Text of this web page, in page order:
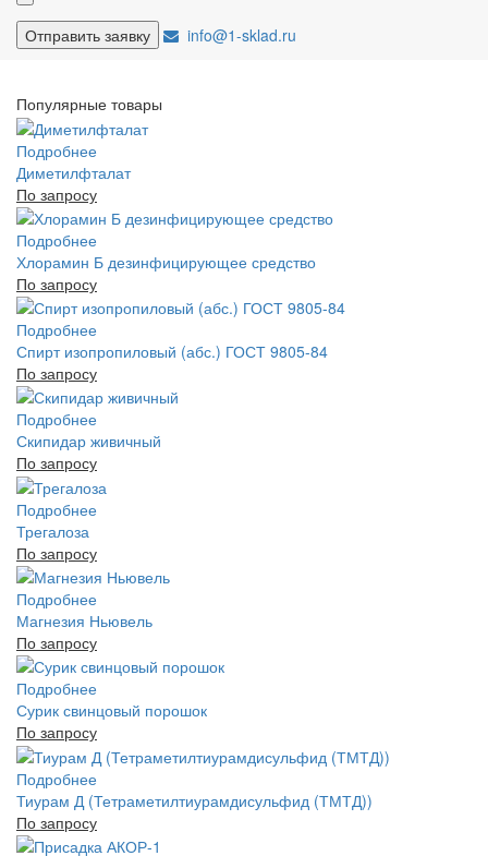
info@1-sklad.ru
Популярные товары
Подробнее
Диметилфталат
По запросу
Подробнее
Хлорамин Б дезинфицирующее средство
По запросу
Подробнее
Спирт изопропиловый (абс.) ГОСТ 9805-84
По запросу
Подробнее
Скипидар живичный
По запросу
Подробнее
Трегалоза
По запросу
Подробнее
Магнезия Ньювель
По запросу
Подробнее
Сурик свинцовый порошок
По запросу
Подробнее
Тиурам Д (Тетраметилтиурамдисульфид (ТМТД))
По запросу